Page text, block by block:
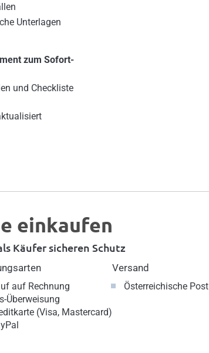
Unterlagen
zum Sofort-
und Checkliste
einkaufen
Käufer sicheren Schutz
auf Rechnung
Überweisung
(Visa, Mastercard)
Versand
Österreichische Post